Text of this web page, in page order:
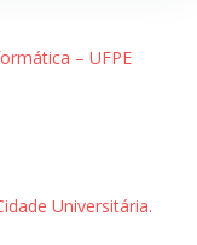
– UFPE
Universitária.